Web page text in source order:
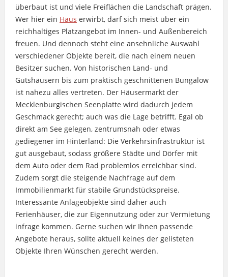
überbaut ist und viele Freiflächen die Landschaft prägen.
Wer hier ein Haus erwirbt, darf sich meist über ein
reichhaltiges Platzangebot im Innen- und Außenbereich
freuen. Und dennoch steht eine ansehnliche Auswahl
verschiedener Objekte bereit, die nach einem neuen
Besitzer suchen. Von historischen Land- und
Gutshäusern bis zum praktisch geschnittenen Bungalow
ist nahezu alles vertreten. Der Häusermarkt der
Mecklenburgischen Seenplatte wird dadurch jedem
Geschmack gerecht; auch was die Lage betrifft. Egal ob
direkt am See gelegen, zentrumsnah oder etwas
gediegener im Hinterland: Die Verkehrsinfrastruktur ist
gut ausgebaut, sodass größere Städte und Dörfer mit
dem Auto oder dem Rad problemlos erreichbar sind.
Zudem sorgt die steigende Nachfrage auf dem
Immobilienmarkt für stabile Grundstückspreise.
Interessante Anlageobjekte sind daher auch
Ferienhäuser, die zur Eigennutzung oder zur Vermietung
infrage kommen. Gerne suchen wir Ihnen passende
Angebote heraus, sollte aktuell keines der gelisteten
Objekte Ihren Wünschen gerecht werden.